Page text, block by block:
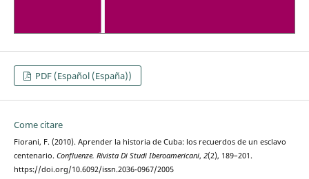
PDF (Español (España))
Come citare
Fiorani, F. (2010). Aprender la historia de Cuba: los recuerdos de un esclavo
centenario. Confluenze. Rivista Di Studi Iberoamericani, 2(2), 189–201.
https://doi.org/10.6092/issn.2036-0967/2005